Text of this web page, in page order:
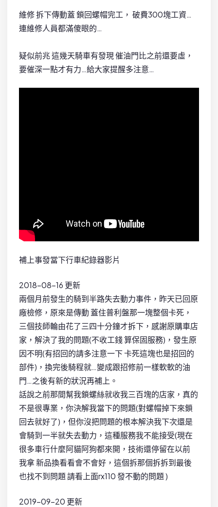
維修 拆下傳動蓋 鎖回螺帽完工， 破費300塊工資…
連維修人員都滿傻眼的…
疑似前兆 這幾天騎車有發現 催油門比之前還要虛，
要催深一點才有力…給大家提醒多注意…
補上事發當下行車紀錄器影片
2018-08-16 更新
兩個月前發生的騎到半路失去動力事件，昨天已回原
廠檢修，原來是傳動 蓋住普利盤那一塊整個卡死，
三個技師輪由花了三四十分鐘才拆下，感謝原購車店
家，解決了我的問題(不收工錢 算保固服務)，發生原
因不明(有招回的請多注意一下 卡死這塊也是招回的
部件)，換完後騎程就…變成跟招修前一樣軟軟的油
門…之後有新的狀況再補上。
話說之前那間幫我鎖螺絲就收我三百塊的店家，真的
不是很專業，你決解我當下的問題(對螺帽掉下來鎖
回去就好了)，但你沒把問題的根本解決我下次還是
會騎到一半就失去動力，這種服務我不能接受(現在
很多車行什麼阿貓阿狗都來開，技術還停留在以前
我拿 新品換看看會不會好，這個拆那個拆拆到最後
也找不到問題 請看上面rx110 發不動的問題 )
2019-09-20 更新